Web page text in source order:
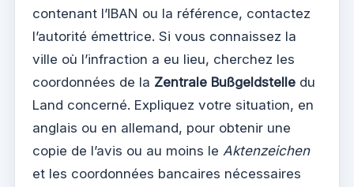
contenant l’IBAN ou la référence, contactez
l’autorité émettrice. Si vous connaissez la
ville où l’infraction a eu lieu, cherchez les
coordonnées de la Zentrale Bußgeldstelle du
Land concerné. Expliquez votre situation, en
anglais ou en allemand, pour obtenir une
copie de l’avis ou au moins le Aktenzeichen
et les coordonnées bancaires nécessaires